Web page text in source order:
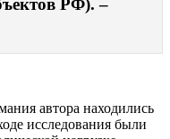
РФ). –
автора находились
исследования были